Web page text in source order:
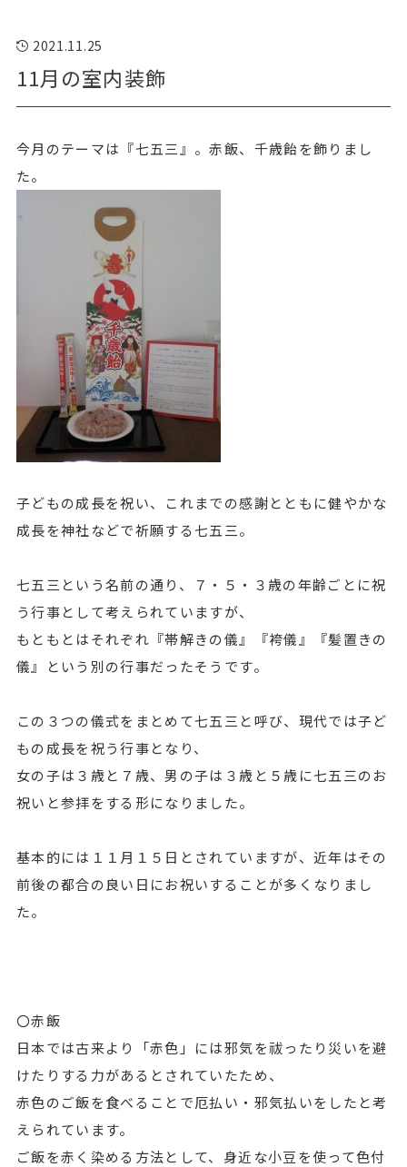
2021.11.25
11月の室内装飾
今月のテーマは『七五三』。赤飯、千歳飴を飾りまし
た。
子どもの成長を祝い、これまでの感謝とともに健やかな
成長を神社などで祈願する七五三。
七五三という名前の通り、７・５・３歳の年齢ごとに祝
う行事として考えられていますが、
もともとはそれぞれ『帯解きの儀』『袴儀』『髪置きの
儀』という別の行事だったそうです。
この３つの儀式をまとめて七五三と呼び、現代では子ど
もの成長を祝う行事となり、
女の子は３歳と７歳、男の子は３歳と５歳に七五三のお
祝いと参拝をする形になりました。
基本的には１１月１５日とされていますが、近年はその
前後の都合の良い日にお祝いすることが多くなりまし
た。
〇赤飯
日本では古来より「赤色」には邪気を祓ったり災いを避
けたりする力があるとされていたため、
赤色のご飯を食べることで厄払い・邪気払いをしたと考
えられています。
ご飯を赤く染める方法として、身近な小豆を使って色付